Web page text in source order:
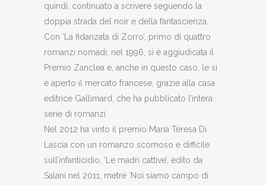
quindi, continuato a scrivere seguendo la
doppia strada del noir e della fantascienza.
Con ‘La fidanzata di Zorro’, primo di quattro
romanzi nomadi, nel 1996, si è aggiudicata il
Premio Zanclea e, anche in questo caso, le si
è aperto il mercato francese, grazie alla casa
editrice Gallimard, che ha pubblicato l’intera
serie di romanzi.
Nel 2012 ha vinto il premio Maria Teresa Di
Lascia con un romanzo scomoso e difficile
sull’infanticidio, ‘Le madri cattive’, edito da
Salani nel 2011, metre ‘Noi siamo campo di